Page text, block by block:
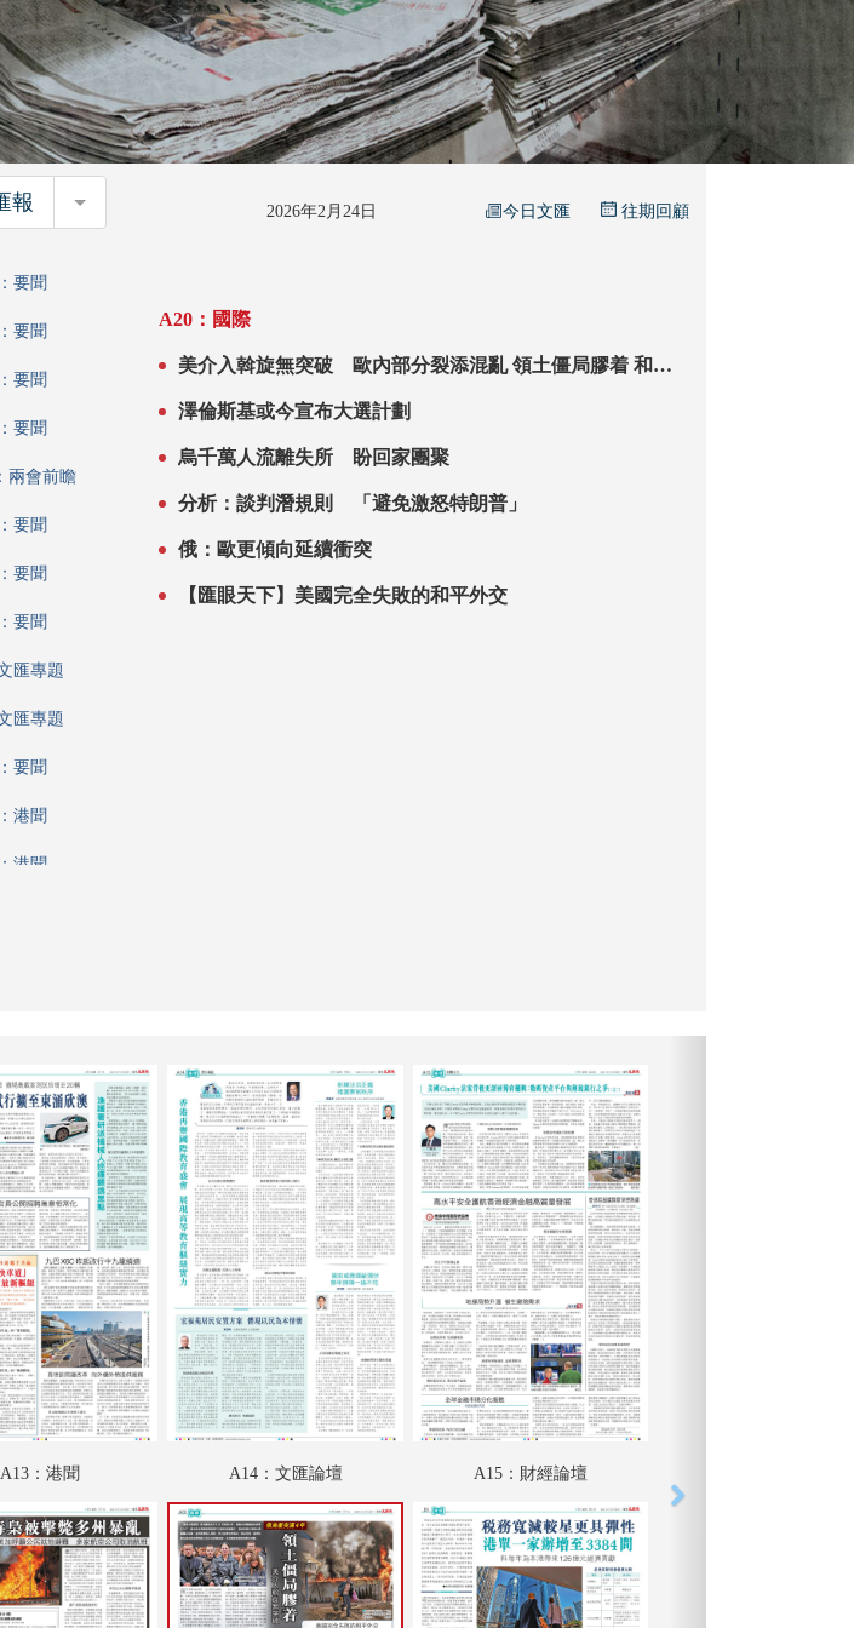
報 香港文匯報 2026年2月24日 今日文匯 往期回顧
要聞
要聞
要聞
要聞
兩會前瞻
要聞
要聞
要聞
匯專題
匯專題
要聞
港聞
港聞
國際
國際
財經
文匯園
采風
體育
A20：國際
美介入斡旋無突破 歐內部分裂添混亂 領土僵局膠着 和平
澤倫斯基或今宣布大選計劃
烏千萬人流離失所 盼回家團聚
分析：談判潛規則 「避免激怒特朗普」
俄：歐更傾向延續衝突
【匯眼天下】美國完全失敗的和平外交
A13：港聞 A14：文匯論壇 A15：財經論壇